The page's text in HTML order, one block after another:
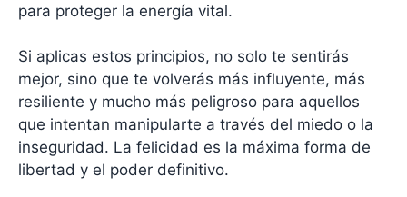
para proteger la energía vital.
Si aplicas estos principios, no solo te sentirás
mejor, sino que te volverás más influyente, más
resiliente y mucho más peligroso para aquellos
que intentan manipularte a través del miedo o la
inseguridad. La felicidad es la máxima forma de
libertad y el poder definitivo.